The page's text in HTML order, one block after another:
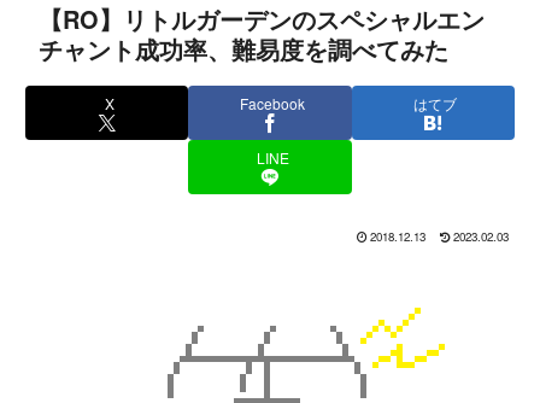
【RO】リトルガーデンのスペシャルエン
チャント成功率、難易度を調べてみた
X Facebook はてブ
LINE
2018.12.13 2023.02.03